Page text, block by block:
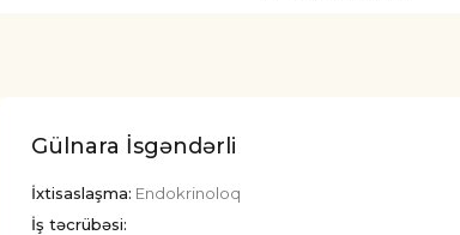
Gülnara İsgəndərli
İxtisaslaşma: Endokrinoloq
İş təcrübəsi: